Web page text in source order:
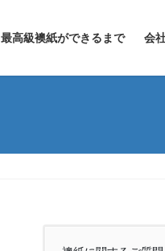
最高級襖紙ができるまで 会